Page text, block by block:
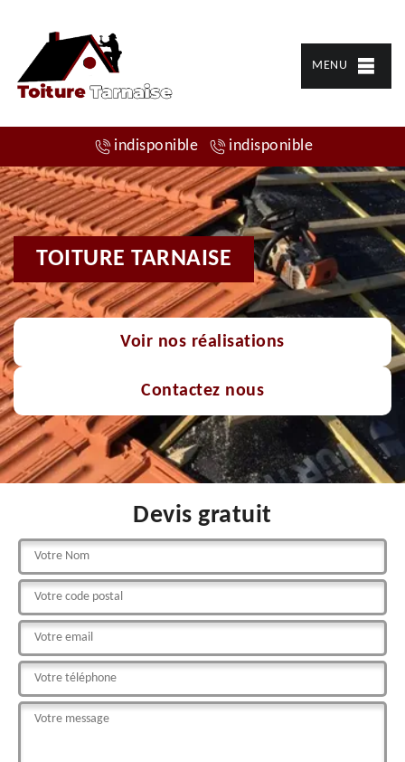
MENU
indisponible indisponible
TOITURE TARNAISE
Voir nos réalisations
Contactez nous
Devis gratuit